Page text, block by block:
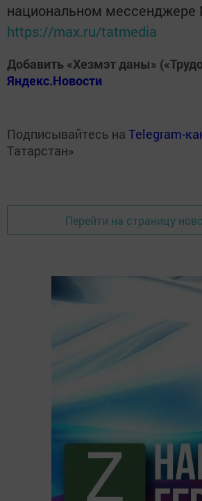
национальном мессенджере
https://max.ru/tatmedia
Добавить «Хезмэт даны»
Яндекс.Новости
Подписывайтесь на Telegram-
Татарстан»
Перейти на страницу